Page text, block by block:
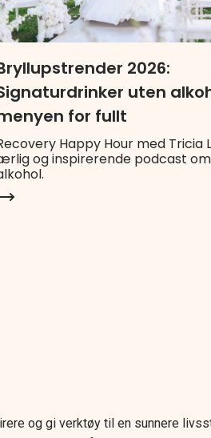
2026:
uten
for fullt
Happy Hour med Tricia
og inspirerende podcast
og gi verktøy til en sunnere